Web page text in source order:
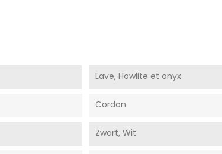
Lave, Howlite et onyx
Cordon
Zwart, Wit